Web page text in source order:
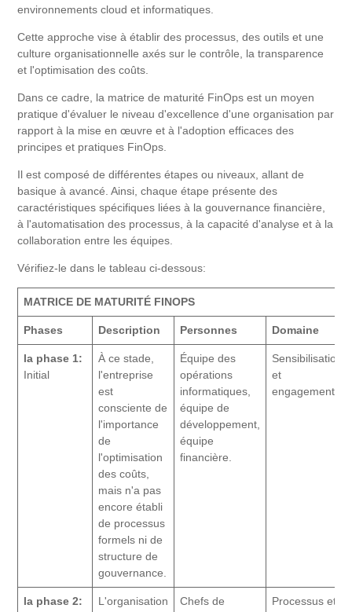
environnements cloud et informatiques.
Cette approche vise à établir des processus, des outils et une
culture organisationnelle axés sur le contrôle, la transparence
et l'optimisation des coûts.
Dans ce cadre, la matrice de maturité FinOps est un moyen
pratique d'évaluer le niveau d'excellence d'une organisation par
rapport à la mise en œuvre et à l'adoption efficaces des
principes et pratiques FinOps.
Il est composé de différentes étapes ou niveaux, allant de
basique à avancé. Ainsi, chaque étape présente des
caractéristiques spécifiques liées à la gouvernance financière,
à l'automatisation des processus, à la capacité d'analyse et à la
collaboration entre les équipes.
Vérifiez-le dans le tableau ci-dessous:
MATRICE DE MATURITÉ FINOPS
Phases Description Personnes Domaine
la phase 1:
Initial
À ce stade,
l'entreprise
est
consciente de
l'importance
de
l'optimisation
des coûts,
mais n'a pas
encore établi
de processus
formels ni de
structure de
gouvernance.
Équipe des
opérations
informatiques,
équipe de
développement,
équipe
financière.
Sensibilisation
et
engagement.
la phase 2:
L'organisation
Chefs de
Processus et